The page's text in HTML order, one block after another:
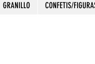
GRANILLO CONFETIS/